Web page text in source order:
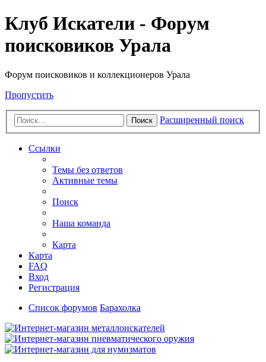
Клуб Искатели - Форум
поисковиков Урала
Форум поисковиков и коллекционеров Урала
Пропустить
Поиск Расширенный поиск
Ссылки
Темы без ответов
Активные темы
Поиск
Наша команда
Карта
Карта
FAQ
Вход
Регистрация
Список форумов Барахолка